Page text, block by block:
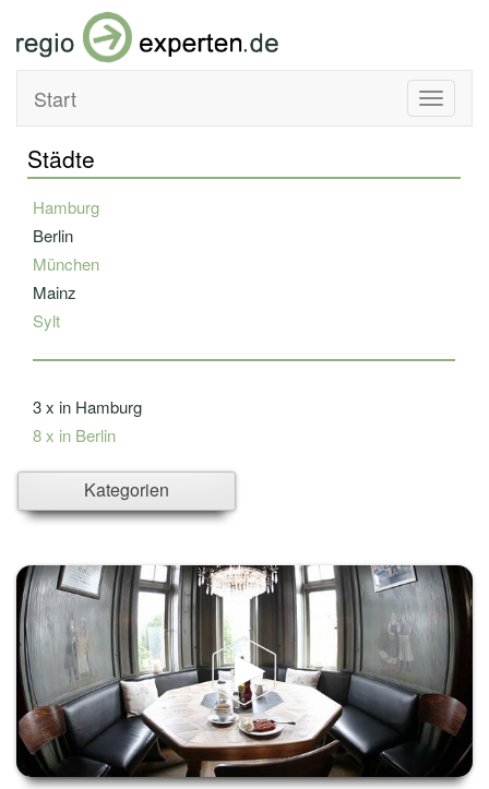
Toggle
Start
Städte
Hamburg
Berlin
München
Mainz
Sylt
3 x in Hamburg
8 x in Berlin
Ahrensburg
Ahrensfelde
Alpen-Veen
Altenholz
Alzey
Ammersbek
Ascheim bei München
Aschheim
Aubing
Bad Aibling
Kategorien